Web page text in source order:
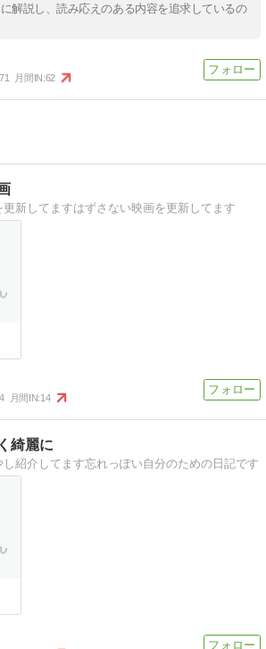
解説し、読み応えのある内容を追求しているの
月間IN:62
新してますはずさない映画を更新してます
月間IN:14
綺麗に
紹介してます忘れっぽい自分のための日記です